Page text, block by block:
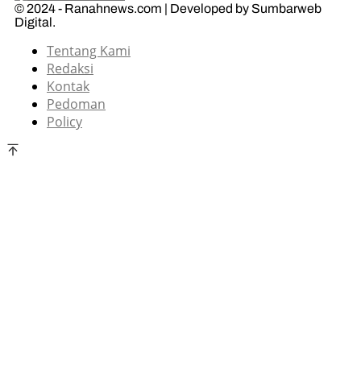
© 2024 - Ranahnews.com | Developed by Sumbarweb
Digital.
Tentang Kami
Redaksi
Kontak
Pedoman
Policy